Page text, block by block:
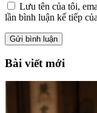
Lưu tên của tôi,
lần bình luận kế tiếp
Bài viết mới